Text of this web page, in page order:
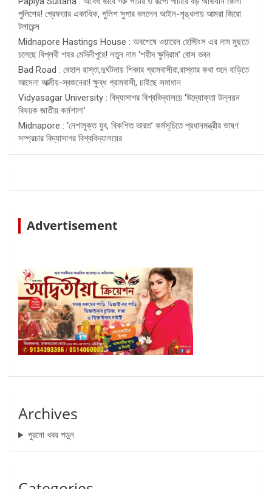
পুলিশের! গ্রেফতার একাধিক, পুলিশ সুপার বললেন আইন-শৃঙ্খলায় আমরা জিরো
টলারেন্স
Midnapore Hastings House : অবশেষে ওয়ারেন হেস্টিংস এর নাম মুছতে
চলেছে বিপ্লবী শহর মেদিনীপুরে! নতুন নাম ‘শহীদ ক্ষুদিরাম’ বোস ভবন
Bad Road : বেহাল রাস্তা,দুর্ঘটনায় শিকার গ্রামবাসীরা,রাস্তার কথা শুনে বাড়িতে
আসেনা আত্মীয়-স্বজনেরা! ক্ষুব্ধ গ্রামবাসী, চাইছে সমাধান
Vidyasagar University : বিদ্যাসাগর বিশ্ববিদ্যালয়ে ‘উদ্যোক্তা উন্নয়ন
বিষয়ক জাতীয় কর্মশালা’
Midnapore : ‘নেশামুক্ত যুব, বিকশিত ভারত’ কর্মসূচিতে প্রধানমন্ত্রীর ভাষণ
সম্প্রচার বিদ্যাসাগর বিশ্ববিদ্যালয়ের
Advertisement
Archives
পুরনো খবর পড়ুন